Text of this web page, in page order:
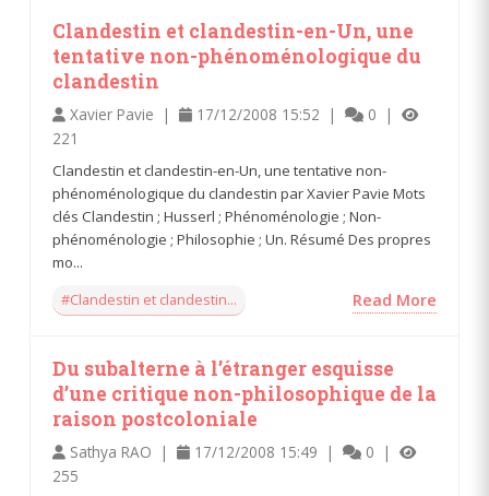
Clandestin et clandestin-en-Un, une
tentative non-phénoménologique du
clandestin
Xavier Pavie | 17/12/2008 15:52 |
0 |
221
Clandestin et clandestin-en-Un, une tentative non-
phénoménologique du clandestin par Xavier Pavie Mots
clés Clandestin ; Husserl ; Phénoménologie ; Non-
phénoménologie ; Philosophie ; Un. Résumé Des propres
mo...
#Clandestin et clandestin...
Read More
Du subalterne à l’étranger esquisse
d’une critique non-philosophique de la
raison postcoloniale
Sathya RAO | 17/12/2008 15:49 |
0 |
255